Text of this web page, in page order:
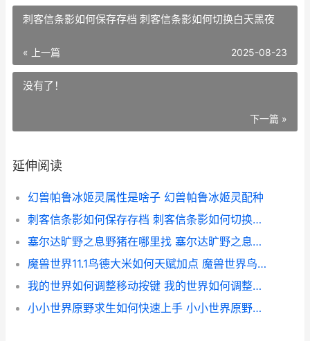
刺客信条影如何保存存档 刺客信条影如何切换白天黑夜
« 上一篇 2025-08-23
没有了！
下一篇 »
延伸阅读
幻兽帕鲁冰姬灵属性是啥子 幻兽帕鲁冰姬灵配种
刺客信条影如何保存存档 刺客信条影如何切换白天黑夜
塞尔达旷野之息野猪在哪里找 塞尔达旷野之息神庙地图详细
魔兽世界11.1鸟德大米如何天赋加点 魔兽世界鸟多少钱
我的世界如何调整移动按键 我的世界如何调整时间流速
小小世界原野求生如何快速上手 小小世界原野求生宠物怎么复活